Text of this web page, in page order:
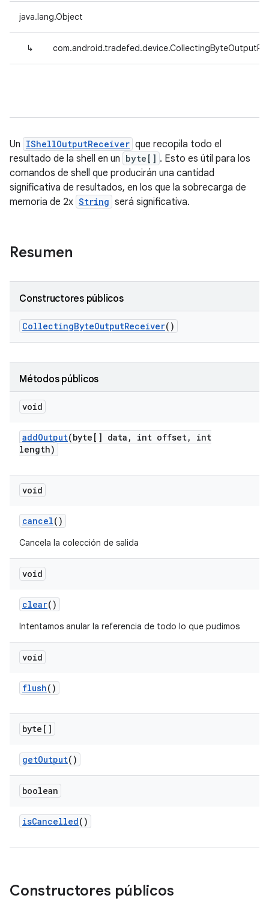
java.lang.Object
↳
Un IShellOutputReceiver que recopila todo el
resultado de la shell en un byte[] . Esto es útil para los
comandos de shell que producirán una cantidad
significativa de resultados, en los que la sobrecarga de
memoria de 2x String será significativa.
Resumen
Constructores públicos
CollectingByteOutputReceiver()
Métodos públicos
void
addOutput(byte[] data , int offset,
int
length)
void
cancel()
Cancela la colección de salida
void
clear()
Intentamos anular la referencia de todo lo que pudimos
void
flush()
byte[]
getOutput()
boolean
isCancelled()
Constructores públicos